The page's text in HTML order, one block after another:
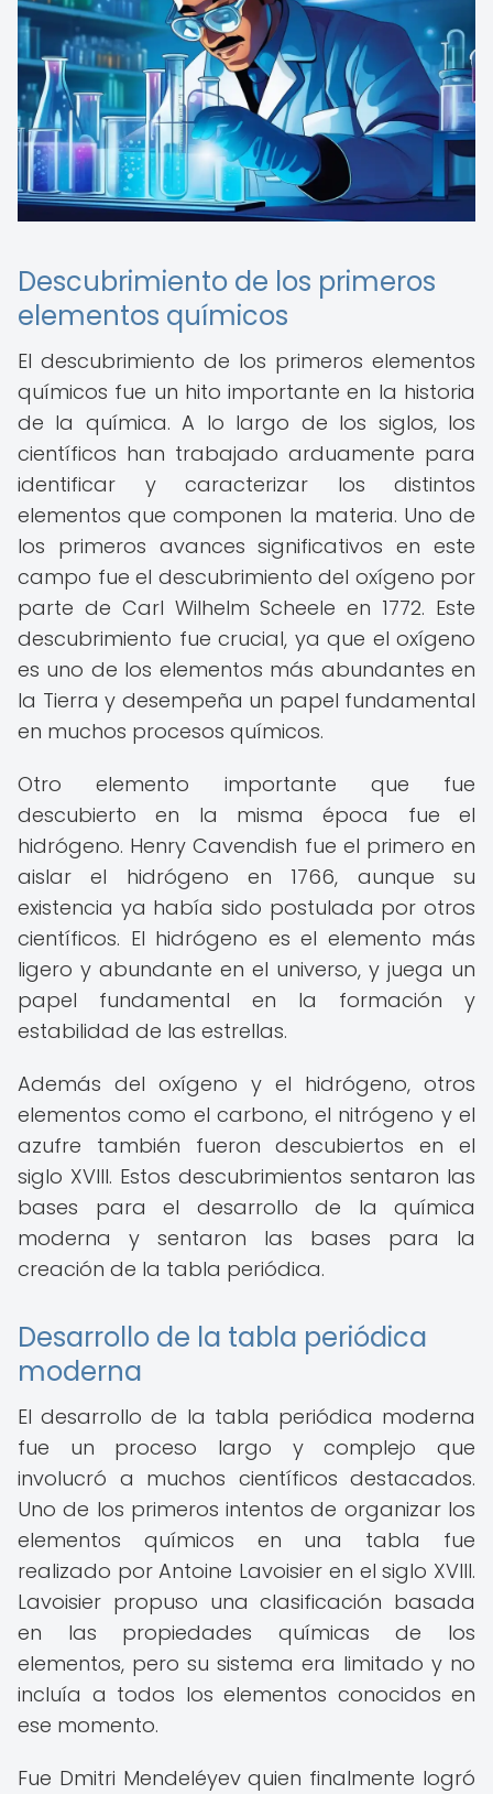
Descubrimiento de los primeros
elementos químicos
El descubrimiento de los primeros elementos
químicos fue un hito importante en la historia
de la química. A lo largo de los siglos, los
científicos han trabajado arduamente para
identificar y caracterizar los distintos
elementos que componen la materia. Uno de
los primeros avances significativos en este
campo fue el descubrimiento del oxígeno por
parte de Carl Wilhelm Scheele en 1772. Este
descubrimiento fue crucial, ya que el oxígeno
es uno de los elementos más abundantes en
la Tierra y desempeña un papel fundamental
en muchos procesos químicos.
Otro elemento importante que fue
descubierto en la misma época fue el
hidrógeno. Henry Cavendish fue el primero en
aislar el hidrógeno en 1766, aunque su
existencia ya había sido postulada por otros
científicos. El hidrógeno es el elemento más
ligero y abundante en el universo, y juega un
papel fundamental en la formación y
estabilidad de las estrellas.
Además del oxígeno y el hidrógeno, otros
elementos como el carbono, el nitrógeno y el
azufre también fueron descubiertos en el
siglo XVIII. Estos descubrimientos sentaron las
bases para el desarrollo de la química
moderna y sentaron las bases para la
creación de la tabla periódica.
Desarrollo de la tabla periódica
moderna
El desarrollo de la tabla periódica moderna
fue un proceso largo y complejo que
involucró a muchos científicos destacados.
Uno de los primeros intentos de organizar los
elementos químicos en una tabla fue
realizado por Antoine Lavoisier en el siglo XVIII.
Lavoisier propuso una clasificación basada
en las propiedades químicas de los
elementos, pero su sistema era limitado y no
incluía a todos los elementos conocidos en
ese momento.
Fue Dmitri Mendeléyev quien finalmente logró